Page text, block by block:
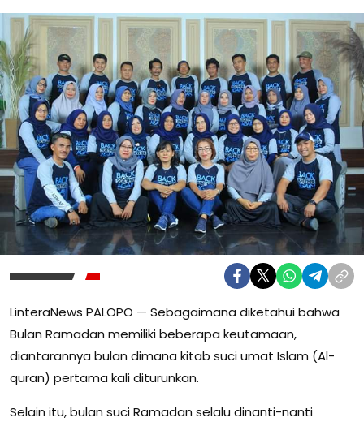
LinteraNews PALOPO — Sebagaimana diketahui bahwa
Bulan Ramadan memiliki beberapa keutamaan,
diantarannya bulan dimana kitab suci umat Islam (Al-
quran) pertama kali diturunkan.
Selain itu, bulan suci Ramadan selalu dinanti-nanti